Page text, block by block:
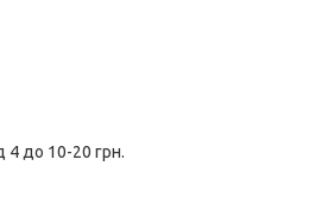
4 до 10-20 грн.